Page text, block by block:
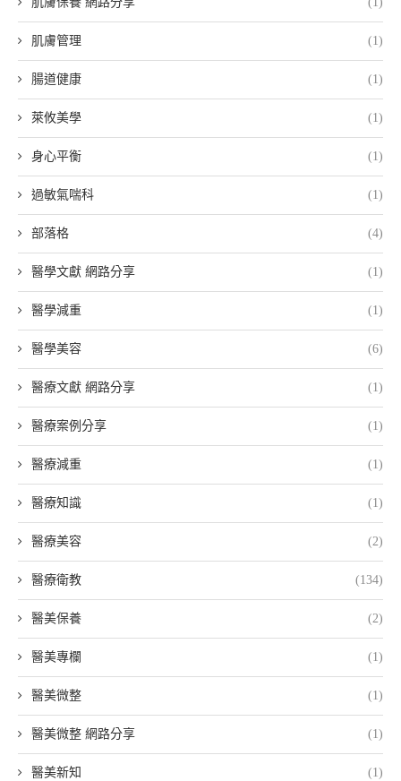
肌膚管理 (1)
腸道健康 (1)
萊攸美學 (1)
身心平衡 (1)
過敏氣喘科 (1)
部落格 (4)
醫學文獻 網路分享 (1)
醫學減重 (1)
醫學美容 (6)
醫療文獻 網路分享 (1)
醫療案例分享 (1)
醫療減重 (1)
醫療知識 (1)
醫療美容 (2)
醫療衛教 (134)
醫美保養 (2)
醫美專欄 (1)
醫美微整 (1)
醫美微整 網路分享 (1)
醫美新知 (1)